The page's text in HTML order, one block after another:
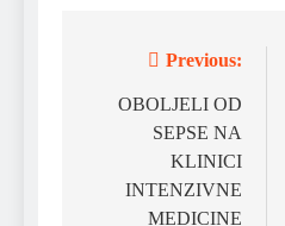
navigation
Previous:
OBOLJELI OD
SEPSE NA
KLINICI
INTENZIVNE
MEDICINE